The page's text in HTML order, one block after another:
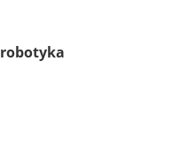
robotyka